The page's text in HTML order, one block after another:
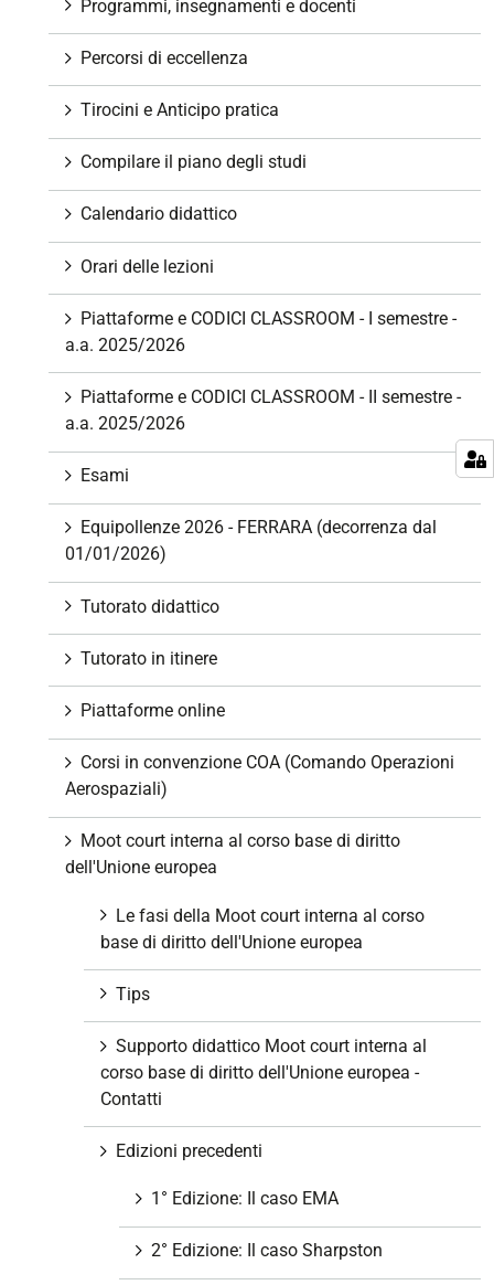
Programmi, insegnamenti e docenti
Percorsi di eccellenza
Tirocini e Anticipo pratica
Compilare il piano degli studi
Calendario didattico
Orari delle lezioni
Piattaforme e CODICI CLASSROOM - I semestre -
a.a. 2025/2026
Piattaforme e CODICI CLASSROOM - II semestre -
a.a. 2025/2026
Esami
Equipollenze 2026 - FERRARA (decorrenza dal
01/01/2026)
Tutorato didattico
Tutorato in itinere
Piattaforme online
Corsi in convenzione COA (Comando Operazioni
Aerospaziali)
Moot court interna al corso base di diritto
dell'Unione europea
Le fasi della Moot court interna al corso
base di diritto dell'Unione europea
Tips
Supporto didattico Moot court interna al
corso base di diritto dell'Unione europea -
Contatti
Edizioni precedenti
1° Edizione: Il caso EMA
2° Edizione: Il caso Sharpston